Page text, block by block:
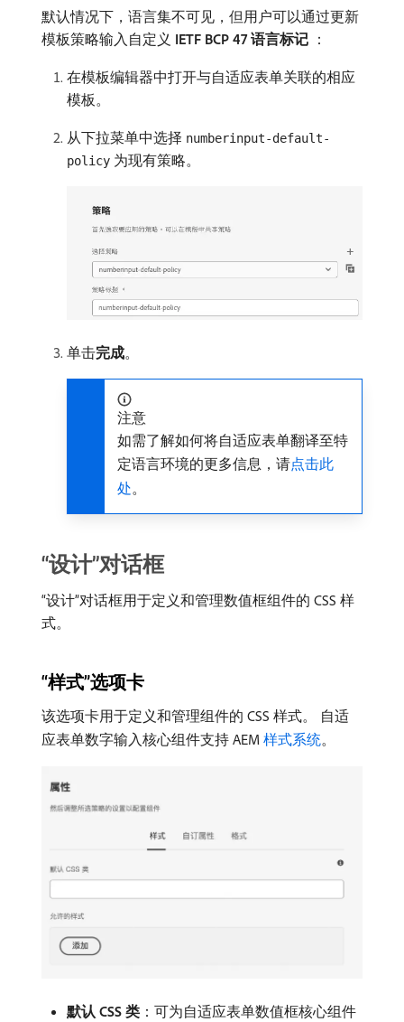
默认情况下，语言集不可见，但用户可以通过更新
模板策略输入自定义 IETF BCP 47 语言标记 ：
在模板编辑器中打开与自适应表单关联的相应
模板。
从下拉菜单中选择 numberinput-default-
policy 为现有策略。
单击​完成。
注意
如需了解如何将自适应表单翻译至特
定语言环境的更多信息，请点击此
处。
“设计”对话框
“设计”对话框用于定义和管理数值框组件的 CSS 样
式。
“样式”选项卡
该选项卡用于定义和管理组件的 CSS 样式。 自适
应表单数字输入核心组件支持 AEM 样式系统。
默认 CSS 类 ：可为自适应表单数值框核心组件